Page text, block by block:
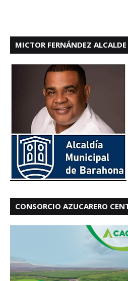
MICTOR FERNÁNDEZ ALCALDE
CONSORCIO AZUCARERO